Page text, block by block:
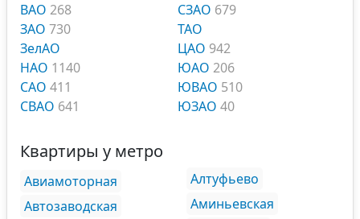
ВАО 268
ЗАО 730
ЗелАО
НАО 1140
САО 411
СВАО 641
СЗАО 679
ТАО
ЦАО 942
ЮАО 206
ЮВАО 510
ЮЗАО 40
Квартиры у метро
Авиамоторная
Автозаводская
Алтуфьево
Аминьевская